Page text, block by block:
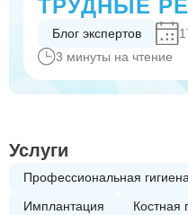
ТРУДНЫЕ
Блог экспертов
3 минуты на чтение
Услуги
Профессиональная
Имплантация
Костная